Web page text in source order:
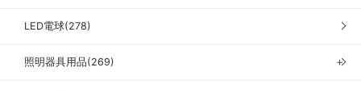
LED電球(278)
照明器具用品(269) ＋